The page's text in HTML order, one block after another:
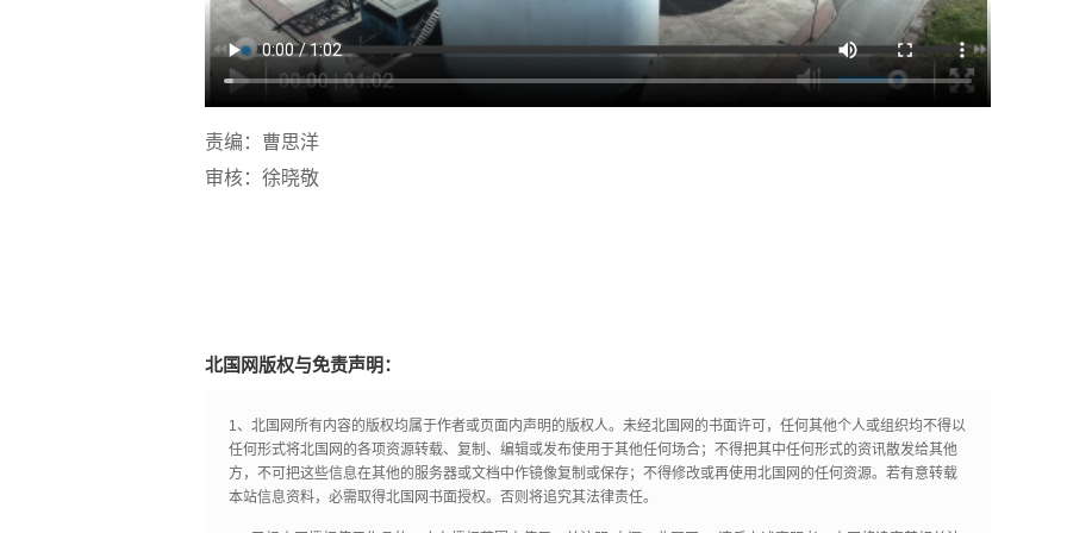
责编：曹思洋
审核：徐晓敬
北国网版权与免责声明：
1、北国网所有内容的版权均属于作者或页面内声明的版权人。未经北国网的书面许可，任何其他个人或组织均不得以
任何形式将北国网的各项资源转载、复制、编辑或发布使用于其他任何场合；不得把其中任何形式的资讯散发给其他
方，不可把这些信息在其他的服务器或文档中作镜像复制或保存；不得修改或再使用北国网的任何资源。若有意转载
本站信息资料，必需取得北国网书面授权。否则将追究其法律责任。